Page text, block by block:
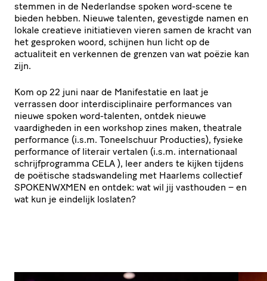
stemmen in de Nederlandse spoken word-scene te
bieden hebben. Nieuwe talenten, gevestigde namen en
lokale creatieve initiatieven vieren samen de kracht van
het gesproken woord, schijnen hun licht op de
actualiteit en verkennen de grenzen van wat poëzie kan
zijn.
Kom op 22 juni naar de Manifestatie en laat je
verrassen door interdisciplinaire performances van
nieuwe spoken word-talenten, ontdek nieuwe
vaardigheden in een workshop zines maken, theatrale
performance (i.s.m. Toneelschuur Producties), fysieke
performance of literair vertalen (i.s.m. internationaal
schrijfprogramma CELA ), leer anders te kijken tijdens
de poëtische stadswandeling met Haarlems collectief
SPOKENWXMEN en ontdek: wat wil jij vasthouden – en
wat kun je eindelijk loslaten?